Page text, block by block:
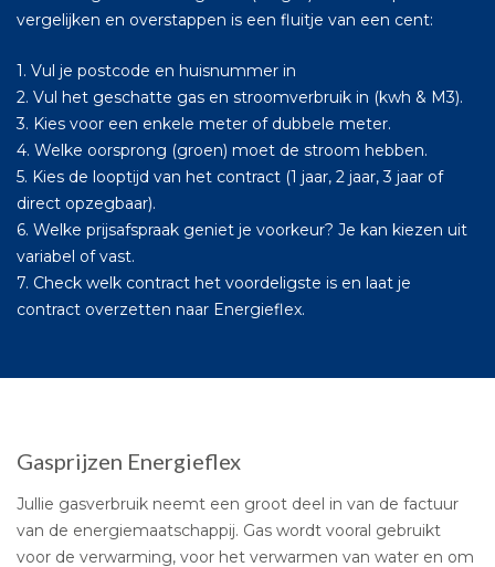
vergelijken en overstappen is een fluitje van een cent:
1. Vul je postcode en huisnummer in
2. Vul het geschatte gas en stroomverbruik in (kwh & M3).
3. Kies voor een enkele meter of dubbele meter.
4. Welke oorsprong (groen) moet de stroom hebben.
5. Kies de looptijd van het contract (1 jaar, 2 jaar, 3 jaar of
direct opzegbaar).
6. Welke prijsafspraak geniet je voorkeur? Je kan kiezen uit
variabel of vast.
7. Check welk contract het voordeligste is en laat je
contract overzetten naar Energieflex.
Gasprijzen Energieflex
Jullie gasverbruik neemt een groot deel in van de factuur
van de energiemaatschappij. Gas wordt vooral gebruikt
voor de verwarming, voor het verwarmen van water en om